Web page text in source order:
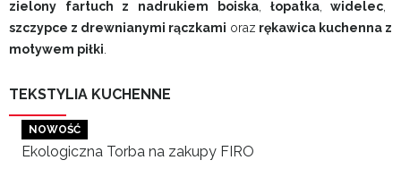
zielony fartuch z nadrukiem boiska, łopatka, widelec,
szczypce z drewnianymi rączkami oraz rękawica kuchenna z
motywem piłki.
TEKSTYLIA KUCHENNE
Ekologiczna Torba na zakupy FIRO
NOWOŚĆ